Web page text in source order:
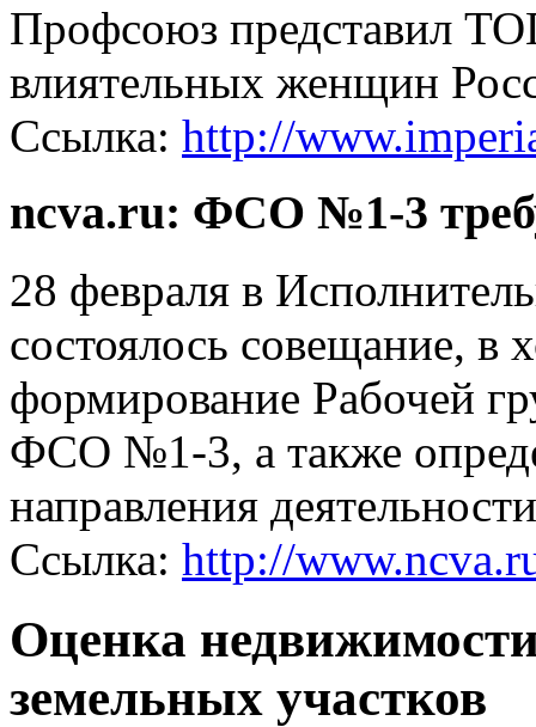
Профсоюз представил
влиятельных женщин
Ссылка: http://
ncva.ru: ФСО №1-3
28 февраля в
состоялось совещание, в
формирование Рабочей
ФСО №1-3, а также
направления
Ссылка: http://
Оценка
земельных участков